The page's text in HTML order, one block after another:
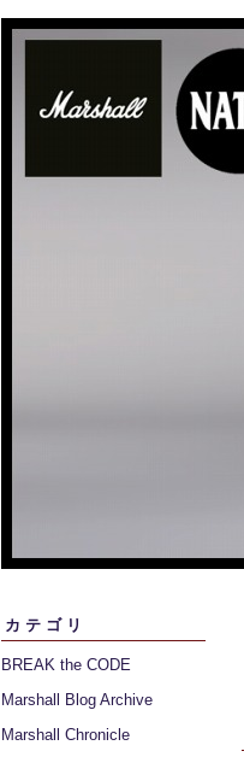
カテゴリ
BREAK the CODE
Marshall Blog Archive
Marshall Chronicle